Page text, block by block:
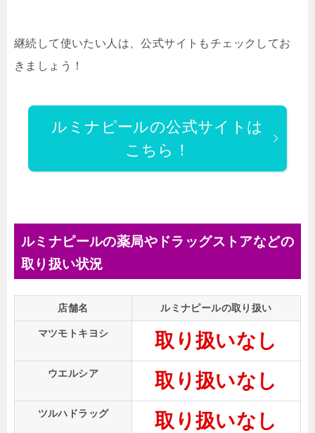
継続して使いたい人は、公式サイトもチェックしてお
きましょう！
ルミナピールの公式サイトは
こちら！
ルミナピールの薬局やドラッグストアなどの
取り扱い状況
店舗名 ルミナピールの取り扱い
マツモトキヨシ 取り扱いなし
ウエルシア 取り扱いなし
ツルハドラッグ 取り扱いなし